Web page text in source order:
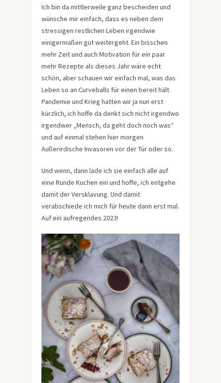
Ich bin da mittlerweile ganz bescheiden und
wünsche mir einfach, dass es neben dem
stressigen restlichen Leben irgendwie
einigermaßen gut weitergeht. Ein bisschen
mehr Zeit und auch Motivation für ein paar
mehr Rezepte als dieses Jahr wäre echt
schön, aber schauen wir einfach mal, was das
Leben so an Curveballs für einen bereit hält.
Pandemie und Krieg hatten wir ja nun erst
kürzlich, ich hoffe da denkt sich nicht irgendwo
irgendwer „Mensch, da geht doch noch was“
und auf einmal stehen hier morgen
Außerirdische Invasoren vor der Tür oder so.
Und wenn, dann lade ich sie einfach alle auf
eine Runde Kuchen ein und hoffe, ich entgehe
damit der Versklavung. Und damit
verabschiede ich mich für heute dann erst mal.
Auf ein aufregendes 2023!